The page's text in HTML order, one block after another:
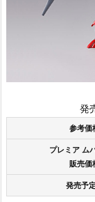
発
参考価
プレミア ム
販売価
発売予